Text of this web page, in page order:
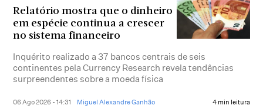
Relatório mostra que o dinheiro
em espécie continua a crescer
no sistema financeiro
Inquérito realizado a 37 bancos centrais de seis
continentes pela Currency Research revela tendências
surpreendentes sobre a moeda física
06 Ago 2026 - 14:31 Miguel Alexandre Ganhão 4 min leitura